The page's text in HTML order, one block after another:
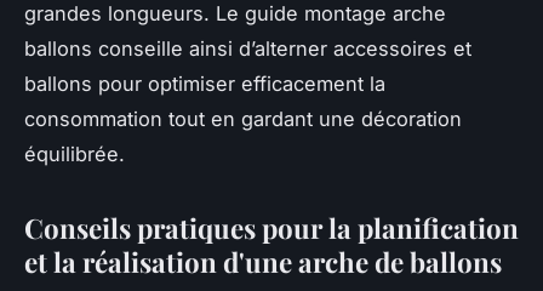
grandes longueurs. Le guide montage arche
ballons conseille ainsi d’alterner accessoires et
ballons pour optimiser efficacement la
consommation tout en gardant une décoration
équilibrée.
Conseils pratiques pour la planification
et la réalisation d'une arche de ballons